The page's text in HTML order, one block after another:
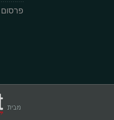
פרסום